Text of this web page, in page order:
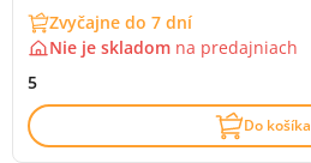
Zvyčajne do 7 dní
Nie je skladom na predajniach
5
Do košíka